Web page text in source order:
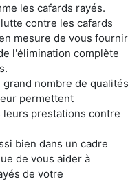
les cafards rayés.
contre les cafards
mesure de vous fournir
l'élimination complète
nombre de qualités
permettent
prestations contre
bien dans un cadre
de vous aider à
de votre